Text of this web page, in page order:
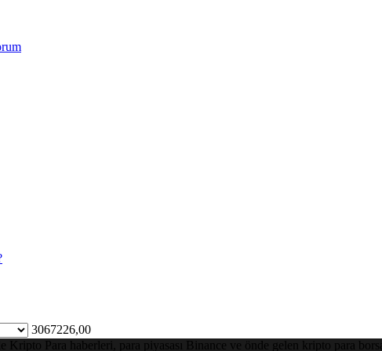
3067226,00
Para haberleri, para piyasası Binance ve önde gelen kripto para